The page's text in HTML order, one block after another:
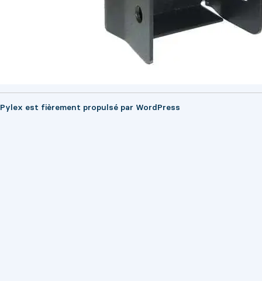
Pylex est fièrement propulsé par WordPress